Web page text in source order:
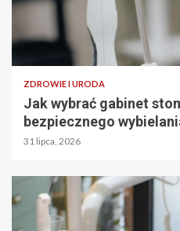
ZDROWIE I URODA
Jak wybrać gabinet
bezpiecznego
31 lipca, 2026